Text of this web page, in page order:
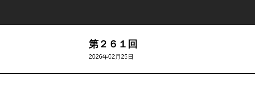
第２６１回
2026年02月25日